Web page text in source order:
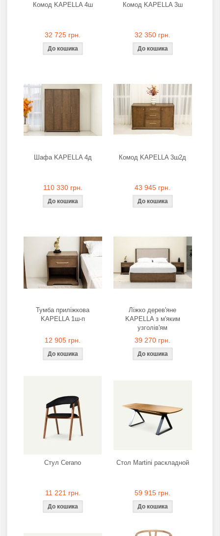
Комод KAPELLA 4ш
32 725 грн.
Комод KAPELLA 3ш
32 350 грн.
Шафа KAPELLA 4д
110 330 грн.
Комод KAPELLA 3ш2д
43 945 грн.
Тумба приліжкова
KAPELLA 1ш-п
12 905 грн.
Ліжко дерев'яне
KAPELLA з м'яким
узголів'ям
39 270 грн.
Стул Cerano
11 221 грн.
Стол Martini раскладной
59 915 грн.